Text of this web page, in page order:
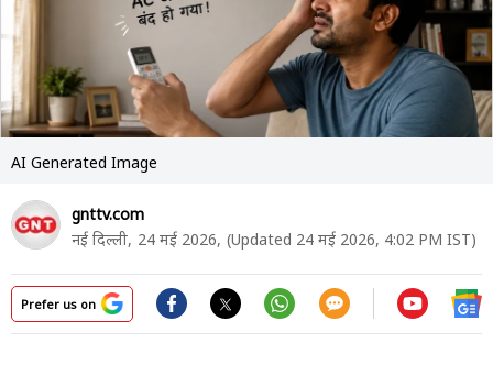
AI Generated Image
gnttv.com
नई दिल्ली, 24 मई 2026, (Updated 24 मई 2026, 4:02 PM IST)
Prefer us on